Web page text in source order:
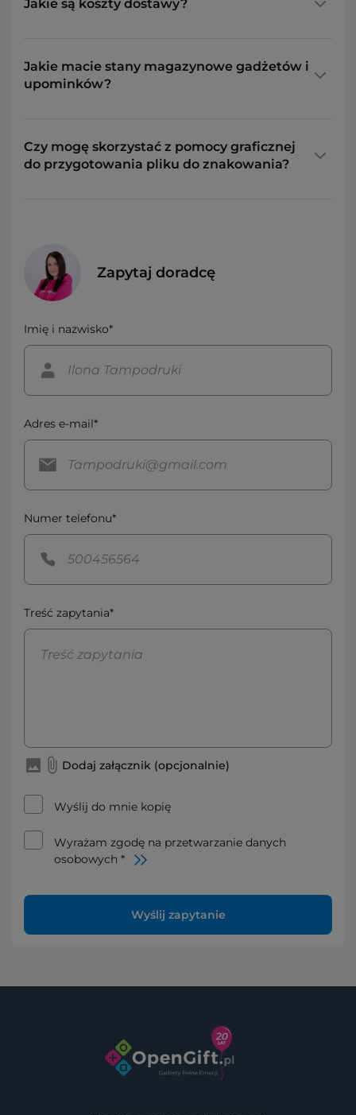
Jakie są koszty dostawy?
Jakie macie stany magazynowe gadżetów i
upominków?
Czy mogę skorzystać z pomocy graficznej
do przygotowania pliku do znakowania?
Zapytaj doradcę
Imię i nazwisko*
Adres e-mail*
Numer telefonu*
Treść zapytania*
Dodaj załącznik (opcjonalnie)
Wyślij do mnie kopię
Wyrażam zgodę na przetwarzanie danych
osobowych *
Wyślij zapytanie